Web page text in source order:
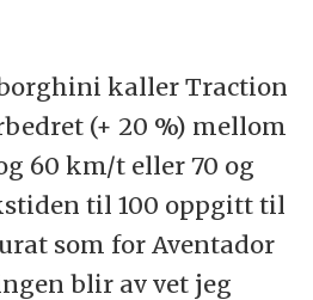
kaller Traction
(+ 20 %) mellom
60 km/t eller 70 og
til 100 oppgitt til
som for Aventador
blir av vet jeg